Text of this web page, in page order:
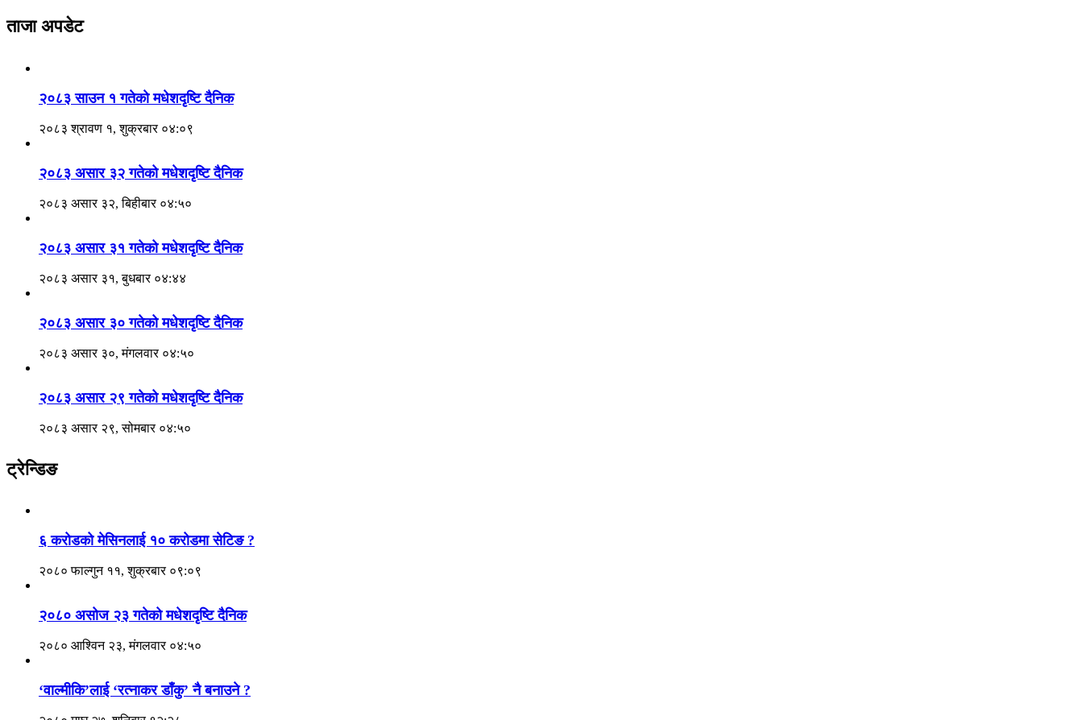
ताजा अपडेट
२०८३ साउन १ गतेकाे मधेशदृष्टि दैनिक
२०८३ श्रावण १, शुक्रबार ०४:०९
२०८३ असार ३२ गतेको मधेशदृष्टि दैनिक
२०८३ असार ३२, बिहीबार ०४:५०
२०८३ असार ३१ गतेको मधेशदृष्टि दैनिक
२०८३ असार ३१, बुधबार ०४:४४
२०८३ असार ३० गतेको मधेशदृष्टि दैनिक
२०८३ असार ३०, मंगलवार ०४:५०
२०८३ असार २९ गतेको मधेशदृष्टि दैनिक
२०८३ असार २९, सोमबार ०४:५०
ट्रेन्डिङ
६ करोडको मेसिनलाई १० करोडमा सेटिङ ?
२०८० फाल्गुन ११, शुक्रबार ०९:०९
२०८० असोज २३ गतेको मधेशदृष्टि दैनिक
२०८० आश्विन २३, मंगलवार ०४:५०
‘वाल्मीकि’लाई ‘रत्नाकर डाँकु’ नै बनाउने ?